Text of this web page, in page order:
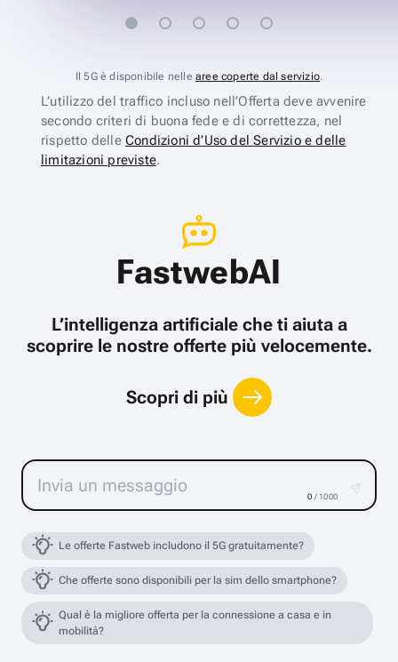
Il 5G è disponibile nelle aree coperte dal servizio.
L’utilizzo del traffico incluso nell’Offerta deve avvenire
secondo criteri di buona fede e di correttezza, nel
rispetto delle Condizioni d’Uso del Servizio e delle
limitazioni previste.
FastwebAI
L’intelligenza artificiale che ti aiuta a
scoprire le nostre offerte più velocemente.
Scopri di più
0 / 1000
Le offerte Fastweb includono il 5G gratuitamente?
Che offerte sono disponibili per la sim dello smartphone?
Qual è la migliore offerta per la connessione a casa e in
mobilità?